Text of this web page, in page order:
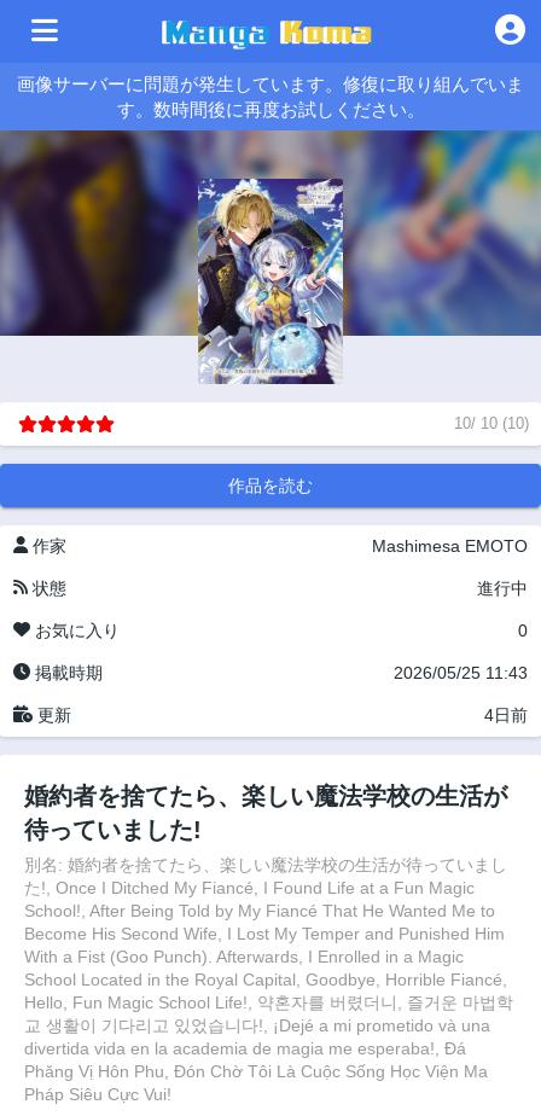
画像サーバーに問題が発生しています。修復に取り組んでいま
す。数時間後に再度お試しください。
10/ 10 (10)
作品を読む
作家 Mashimesa EMOTO
状態 進行中
お気に入り 0
掲載時期 2026/05/25 11:43
更新 4日前
婚約者を捨てたら、楽しい魔法学校の生活が
待っていました!
別名: 婚約者を捨てたら、楽しい魔法学校の生活が待っていまし
た!, Once I Ditched My Fiancé, I Found Life at a Fun Magic
School!, After Being Told by My Fiancé That He Wanted Me to
Become His Second Wife, I Lost My Temper and Punished Him
With a Fist (Goo Punch). Afterwards, I Enrolled in a Magic
School Located in the Royal Capital, Goodbye, Horrible Fiancé,
Hello, Fun Magic School Life!, 약혼자를 버렸더니, 즐거운 마법학
교 생활이 기다리고 있었습니다!, ¡Dejé a mi prometido và una
divertida vida en la academia de magia me esperaba!, Đá
Phăng Vị Hôn Phu, Đón Chờ Tôi Là Cuộc Sống Học Viện Ma
Pháp Siêu Cực Vui!